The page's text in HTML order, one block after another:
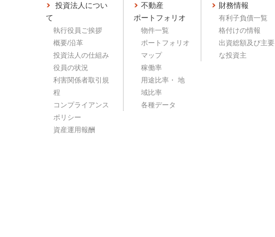
投資法人につい
て
執行役員ご挨拶
概要/沿革
投資法人の仕組み
役員の状況
利害関係者取引規
程
コンプライアンス
ポリシー
資産運用報酬
不動産
ポートフォリオ
物件一覧
ポートフォリオ
マップ
稼働率
用途比率・ 地
域比率
各種データ
財務情報
有利子負債一覧
格付けの情報
出資総額及び主要
な投資主